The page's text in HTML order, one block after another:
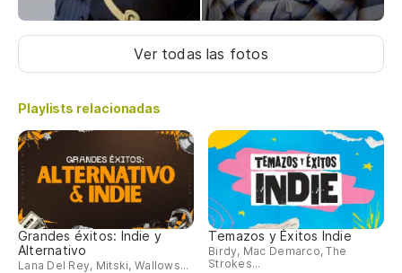
Ver todas las fotos
Playlists relacionadas
Grandes éxitos: Indie y
Alternativo
Lana Del Rey, Mitski, Wallows...
Temazos y Éxitos Indie
Birdy, Mac Demarco, The
Strokes...